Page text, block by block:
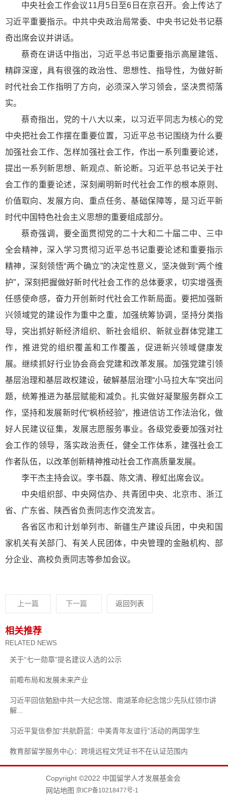
中央社会工作会议11月5日至6日在京召开。会上传达了
习近平重要指示。中共中央政治局常委、中央书记处书记蔡
奇出席会议并讲话。
蔡奇在讲话中指出，习近平总书记重要指示高屋建瓴、
精辟深邃，具有很强的政治性、思想性、指导性，为做好新
时代社会工作指明了方向，必须深入学习领会，坚决贯彻落
实。
蔡奇指出，党的十八大以来，以习近平同志为核心的党
中央把社会工作摆在重要位置，习近平总书记围绕为什么要
加强社会工作、怎样加强社会工作，作出一系列重要论述，
提出一系列新思想、新观点、新论断。习近平总书记关于社
会工作的重要论述，深刻阐明新时代社会工作的根本原则、
价值取向、发展方向、重点任务、基础保障等，是习近平新
时代中国特色社会主义思想的重要组成部分。
蔡奇强调，要全面贯彻党的二十大和二十届二中、三中
全会精神，深入学习贯彻习近平总书记重要论述和重要指示
精神，深刻领悟“两个确立”的决定性意义，坚决做到“两个维
护”，深刻把握做好新时代社会工作的总体要求，切实增强责
任感使命感，奋力开创新时代社会工作新局面。要把加强新
兴领域党的建设作为重中之重，加强统筹协调，坚持分类指
导，突出抓好新经济组织、新社会组织、新就业群体党建工
作，推进党的组织覆盖和工作覆盖，促进新兴领域健康发
展。继续抓好行业协会商会党建和改革发展。加强党建引领
基层治理和基层政权建设，破解基层治理“小马拉大车”突出问
题，统筹推进为基层赋能和减负。扎实做好凝聚服务群众工
作，坚持和发展新时代“枫桥经验”，推进信访工作法治化，做
好人民建议征集，发展志愿服务事业。各级党委要加强对社
会工作的领导，落实政治责任，健全工作体系，建强社会工
作者队伍，以改革创新精神推动社会工作高质量发展。
李干杰主持会议。李书磊、陈文清、穆虹出席会议。
中央组织部、中央网信办、共青团中央、北京市、浙江
省、广东省、陕西省负责同志作交流发言。
各省区市和计划单列市、新疆生产建设兵团，中央和国
家机关有关部门、有关人民团体，中央管理的金融机构、部
分企业、高校负责同志等参加会议。
上一篇 下一篇 返回列表
相关推荐
RELATED NEWS
关于“七一勋章”提名建议人选的公示
前瞻布局和发展未来产业
习近平回信勉励中共一大纪念馆、南湖革命纪念馆少先队红领巾讲
解...
习近平复信参加“共航蔚蓝：中美青年友谊行”活动的两国学生
教育部留学服务中心：跨境远程文凭证书不在认证范围内
Copyright ©2022 中国留学人才发展基金会
网站地图 京ICP备10218477号-1